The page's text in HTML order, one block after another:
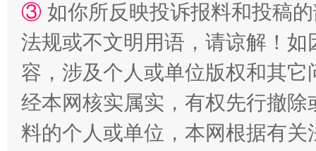
一颗心始终滚烫 还
③ 如你所反映投诉报料和投稿
法规或不文明用语，请谅解！
容，涉及个人或单位版权和其它
经本网核实属实，有权先行撤
料的个人或单位，本网根据有